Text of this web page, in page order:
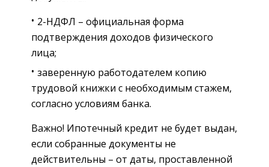
2-НДФЛ – официальная форма
подтверждения доходов физического
лица;
заверенную работодателем копию
трудовой книжки с необходимым стажем,
согласно условиям банка.
Важно! Ипотечный кредит не будет выдан,
если собранные документы не
действительны – от даты, проставленной